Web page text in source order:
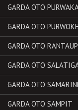
GARDA OTO
GARDA OTO
GARDA OTO
GARDA OTO
GARDA OTO
GARDA OTO SAMPIT